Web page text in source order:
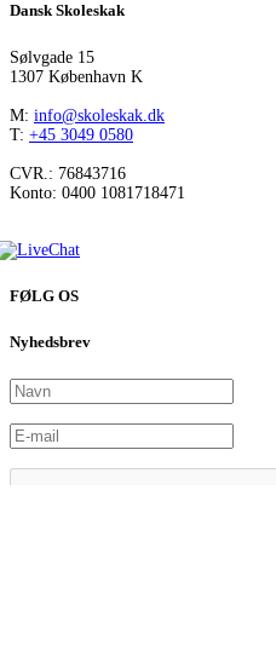
Dansk Skoleskak
Sølvgade 15
1307 København K
M: info@skoleskak.dk
T: +45 3049 0580
CVR.: 76843716
Konto: 0400 1081718471
FØLG OS
Nyhedsbrev